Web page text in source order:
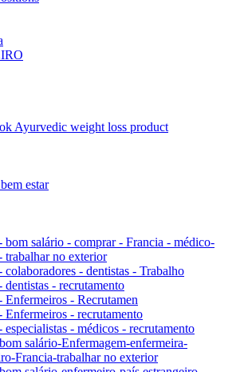
Ayurvedic weight loss product
estar
bom salário - comprar - Francia - médico-
trabalhar no exterior
colaboradores - dentistas - Trabalho
dentistas - recrutamento
Enfermeiros - Recrutamen
Enfermeiros - recrutamento
especialistas - médicos - recrutamento
salário-Enfermagem-enfermeira-
Francia-trabalhar no exterior